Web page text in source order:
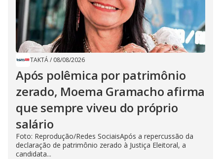
TAKTÁ/ 08/08/2026
Após polêmica por patrimônio
zerado, Moema Gramacho afirma
que sempre viveu do próprio
salário
Foto: Reprodução/Redes SociaisApós a repercussão da
declaração de patrimônio zerado à Justiça Eleitoral, a
candidata...